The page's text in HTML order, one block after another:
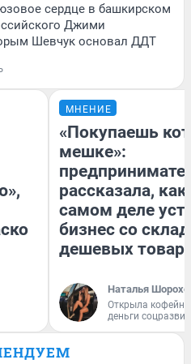
сердце в башкирском
Джими
Шевчук основал ДДТ
МНЕНИЕ
«Покупаешь
мешке»:
рассказала, как
самом деле
бизнес со
дешевых
Наталья
Открыла
деньги